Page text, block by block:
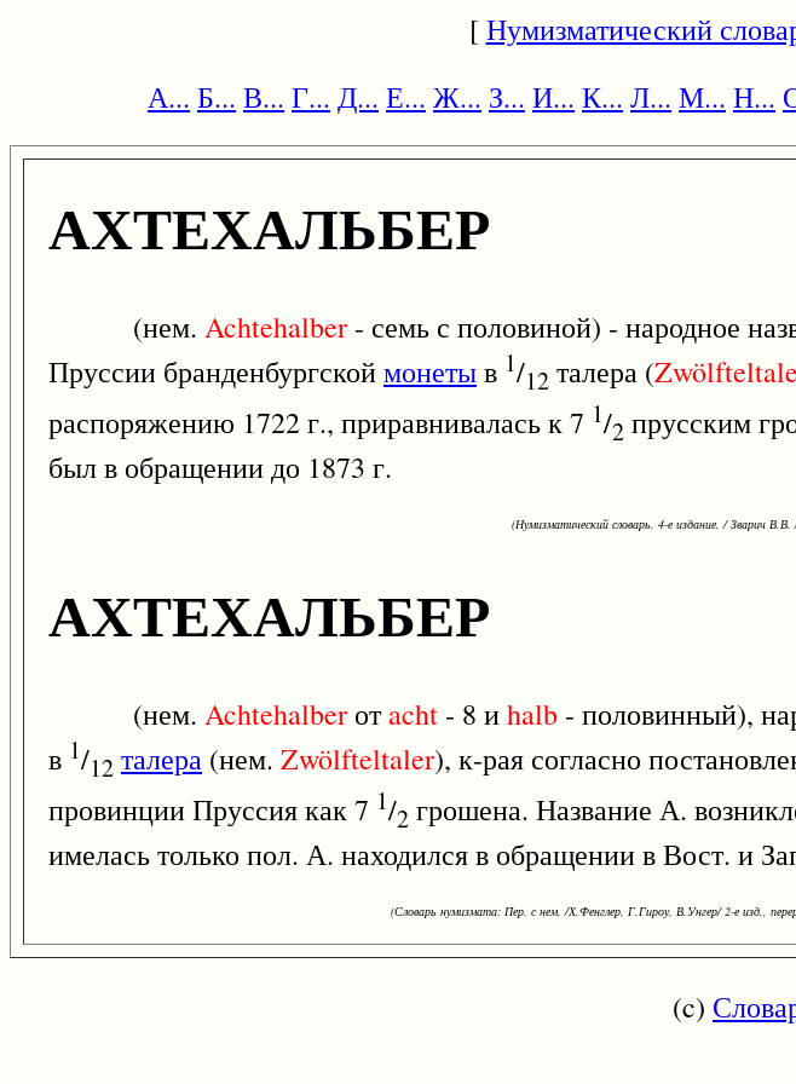
[Нумизматический
А... Б... В... Г... Д... Е... Ж... З... И... К... Л... М... Н...
АХТЕХАЛЬБЕР
(нем. Achtehalber - семь с половиной) - народное
Пруссии бранденбургскоймонетыв 1/12 талера (
распоряжению 1722 г., приравнивалась к 7 1/2 прусским
был в обращении до 1873 г.
(Нумизматический словарь. 4-е издание. / Зварич
АХТЕХАЛЬБЕР
(нем. Achtehalber отacht - 8 иhalb - половинный),
в 1/12 талера (нем. Zwölfteltaler), к-рая согласно
провинции Пруссия как 7 1/2 грошена. Название А.
имелась только пол. А. находился в обращении в Вост. и
(Словарь нумизмата: Пер. с нем. /Х.Фенглер, Г.Гироу, В.Унгер/ 2-е изд.,
(c)